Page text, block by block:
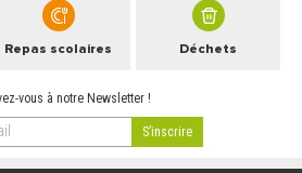
Repas scolaires Déchets
vous à notre Newsletter !